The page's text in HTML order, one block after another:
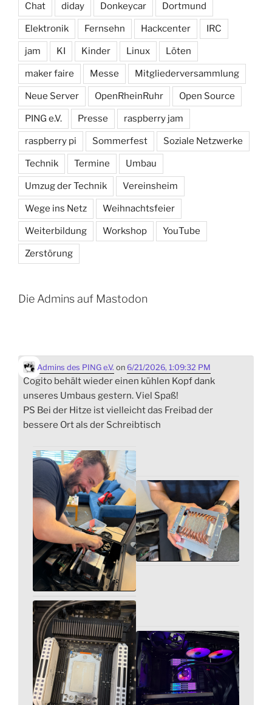
Chat diday Donkeycar Dortmund
Elektronik Fernsehn Hackcenter IRC
jam KI Kinder Linux Löten
maker faire Messe Mitgliederversammlung
Neue Server OpenRheinRuhr Open Source
PING e.V. Presse raspberry jam
raspberry pi Sommerfest Soziale Netzwerke
Technik Termine Umbau
Umzug der Technik Vereinsheim
Wege ins Netz Weihnachtsfeier
Weiterbildung Workshop YouTube
Zerstörung
Die Admins auf Mastodon
Admins des PING e.V. on 6/21/2026, 1:09:32 PM
Cogito behält wieder einen kühlen Kopf dank
unseres Umbaus gestern. Viel Spaß!
PS Bei der Hitze ist vielleicht das Freibad der
bessere Ort als der Schreibtisch